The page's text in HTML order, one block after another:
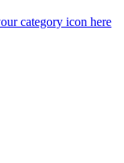
category icon here